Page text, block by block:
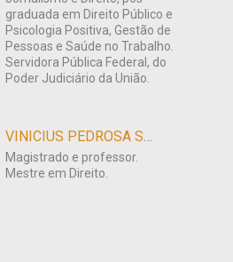
graduada em Direito Público e
Psicologia Positiva, Gestão de
Pessoas e Saúde no Trabalho.
Servidora Pública Federal, do
Poder Judiciário da União.
VINICIUS PEDROSA SANTOS
Magistrado e professor.
Mestre em Direito.